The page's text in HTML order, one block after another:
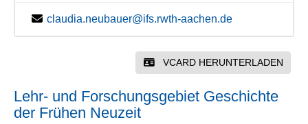
claudia.neubauer@ifs.rwth-aachen.de
VCARD HERUNTERLADEN
Lehr- und Forschungsgebiet Geschichte
der Frühen Neuzeit